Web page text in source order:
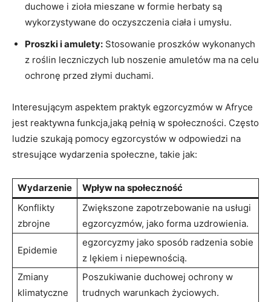
‌duchowe i zioła mieszane⁣ w formie herbaty są
wykorzystywane do ‍oczyszczenia ciała i umysłu.
Proszki i amulety: Stosowanie proszków wykonanych
z roślin‍ leczniczych lub noszenie amuletów ma na celu
ochronę przed złymi duchami.
Interesującym‍ aspektem ​praktyk egzorcyzmów w Afryce
jest reaktywna funkcja,jaką pełnią w społeczności. Często
⁤ludzie szukają pomocy egzorcystów w odpowiedzi na
stresujące wydarzenia społeczne, takie jak:
Wydarzenie
Wpływ na społeczność
Konflikty
zbrojne
Zwiększone zapotrzebowanie na⁤ usługi
egzorcyzmów, jako forma uzdrowienia.
Epidemie
egzorcyzmy jako sposób radzenia sobie
z lękiem i​ niepewnością.
Zmiany
klimatyczne
Poszukiwanie duchowej ochrony w
trudnych warunkach życiowych.